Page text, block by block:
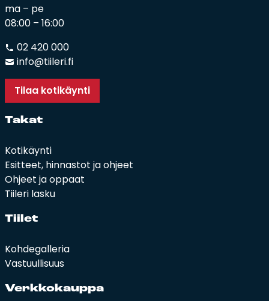
ma – pe
08:00 – 16:00
02 420 000
info@tiileri.fi
Tilaa kotikäynti
Ta­kat
Kotikäynti
Esitteet, hinnastot ja ohjeet
Ohjeet ja oppaat
Tiileri lasku
Tii­let
Kohdegalleria
Vastuullisuus
Verk­ko­kaup­pa